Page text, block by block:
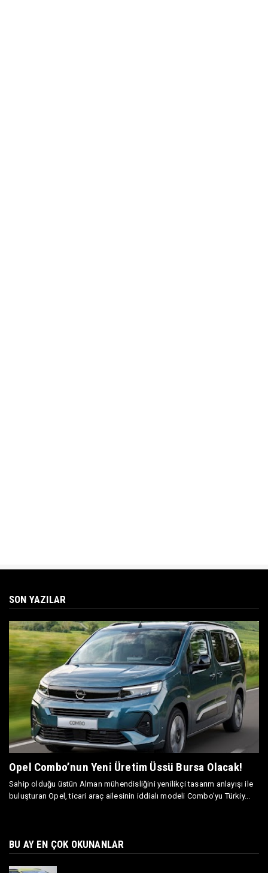
SON YAZILAR
Opel Combo’nun Yeni Üretim Üssü Bursa Olacak!
Sahip olduğu üstün Alman mühendisliğini yenilikçi tasarım anlayışı ile
buluşturan Opel, ticari araç ailesinin iddialı modeli Combo’yu Türkiy...
BU AY EN ÇOK OKUNANLAR